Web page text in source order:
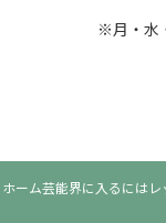
※月・水
ホーム芸能界に入るには